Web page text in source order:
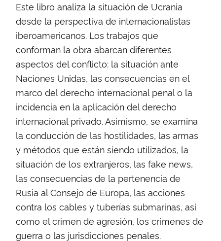
Este libro analiza la situación de Ucrania
desde la perspectiva de internacionalistas
iberoamericanos. Los trabajos que
conforman la obra abarcan diferentes
aspectos del conflicto: la situación ante
Naciones Unidas, las consecuencias en el
marco del derecho internacional penal o la
incidencia en la aplicación del derecho
internacional privado. Asimismo, se examina
la conducción de las hostilidades, las armas
y métodos que están siendo utilizados, la
situación de los extranjeros, las fake news,
las consecuencias de la pertenencia de
Rusia al Consejo de Europa, las acciones
contra los cables y tuberías submarinas, así
como el crimen de agresión, los crímenes de
guerra o las jurisdicciones penales.